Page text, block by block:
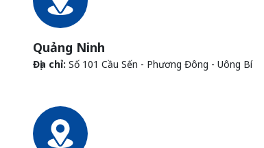
Quảng Ninh
Địa chỉ: Số 101 Cầu Sến - Phương Đông - Uông Bí